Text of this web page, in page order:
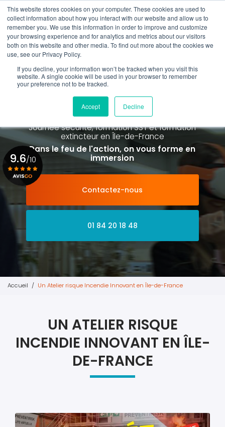
This website stores cookies on your computer. These cookies are used to
collect information about how you interact with our website and allow us to
remember you. We use this information in order to improve and customize
your browsing experience and for analytics and metrics about our visitors
both on this website and other media. To find out more about the cookies we
use, see our Privacy Policy.
If you decline, your information won’t be tracked when you visit this
website. A single cookie will be used in your browser to remember
your preference not to be tracked.
Accept Decline
Aller
au
contenu
principal
01 84 20 18 48
Rappel gratuit
Spécialiste de la formation SST et
de la Formation Incendie
à Paris La Défense depuis 2015
Journée sécurité, formation SST et formation
extincteuren Île-de-France
Dans le feu de l'action, on vous forme en
immersion
Contactez-nous
01 84 20 18 48
9.6/10
Voir le certificat
Accueil Un Atelier risque Incendie Innovant en Île-de-France
UN ATELIER RISQUE
INCENDIE INNOVANT EN ÎLE-
DE-FRANCE